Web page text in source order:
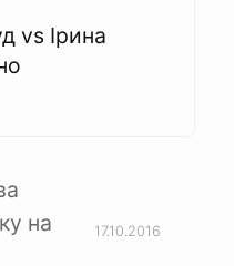
vs Ірина
на
17.10.2016